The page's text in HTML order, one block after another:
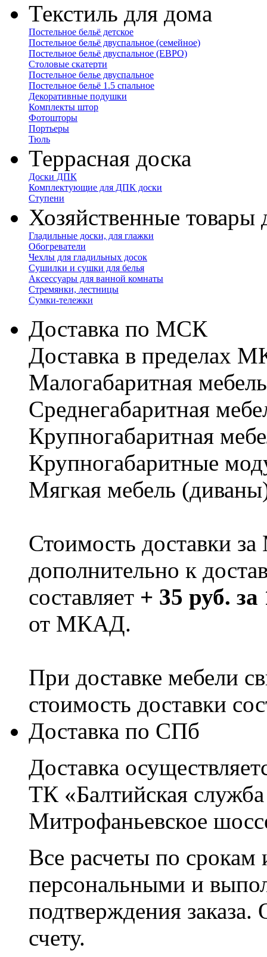
Текстиль для дома
Постельное бельё детское
Постельное бельё двуспальное (семейное)
Постельное бельё двуспальное (ЕВРО)
Столовые скатерти
Постельное белье двуспальное
Постельное бельё 1.5 спальное
Декоративные подушки
Комплекты штор
Фотошторы
Портьеры
Тюль
Террасная доска
Доски ДПК
Комплектующие для ДПК доски
Ступени
Хозяйственные товары
Гладильные доски, для глажки
Обогреватели
Чехлы для гладильных досок
Сушилки и сушки для белья
Аксессуары для ванной комнаты
Стремянки, лестницы
Сумки-тележки
Доставка по МСК
Доставка в пределах
Малогабаритная
Cреднегабаритная
Крупногабаритная
Крупногабаритные
Мягкая мебель
Стоимость доставки
дополнительно к
составляет + 35 руб.
от МКАД.
При доставке мебели
стоимость доставки
Доставка по СПб
Доставка
ТК «Балтийская
Митрофаньевское
Все расчеты по срокам
персональными и
подтверждения заказа.
счету.